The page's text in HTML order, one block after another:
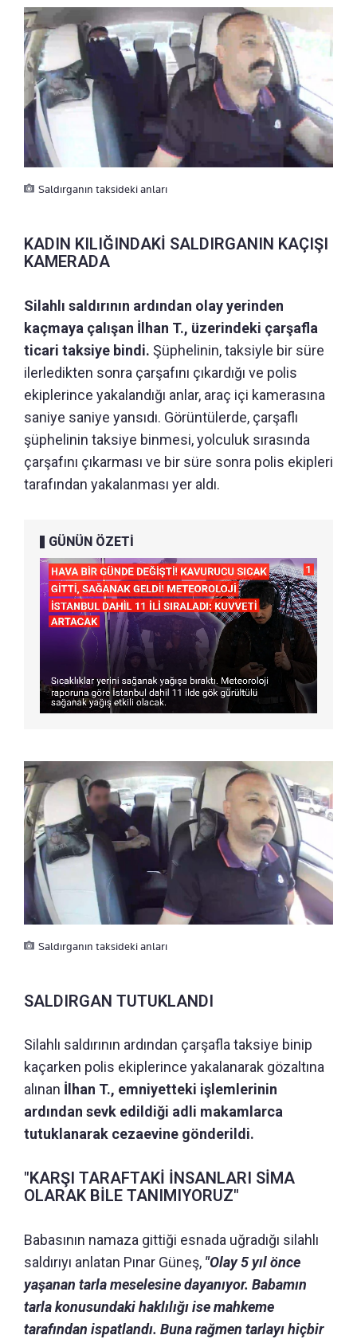
Saldırganın taksideki anları
KADIN KILIĞINDAKİ SALDIRGANIN KAÇIŞI
KAMERADA
Silahlı saldırının ardından olay yerinden
kaçmaya çalışan İlhan T., üzerindeki çarşafla
ticari taksiye bindi. Şüphelinin, taksiyle bir süre
ilerledikten sonra çarşafını çıkardığı ve polis
ekiplerince yakalandığı anlar, araç içi kamerasına
saniye saniye yansıdı. Görüntülerde, çarşaflı
şüphelinin taksiye binmesi, yolculuk sırasında
çarşafını çıkarması ve bir süre sonra polis ekipleri
tarafından yakalanması yer aldı.
GÜNÜN ÖZETİ
Saldırganın taksideki anları
SALDIRGAN TUTUKLANDI
Silahlı saldırının ardından çarşafla taksiye binip
kaçarken polis ekiplerince yakalanarak gözaltına
alınan İlhan T., emniyetteki işlemlerinin
ardından sevk edildiği adli makamlarca
tutuklanarak cezaevine gönderildi.
"KARŞI TARAFTAKİ İNSANLARI SİMA
OLARAK BİLE TANIMIYORUZ"
Babasının namaza gittiği esnada uğradığı silahlı
saldırıyı anlatan Pınar Güneş, "Olay 5 yıl önce
yaşanan tarla meselesine dayanıyor. Babamın
tarla konusundaki haklılığı ise mahkeme
tarafından ispatlandı. Buna rağmen tarlayı hiçbir